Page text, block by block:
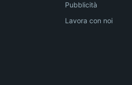
Pubblicità
Lavora con noi